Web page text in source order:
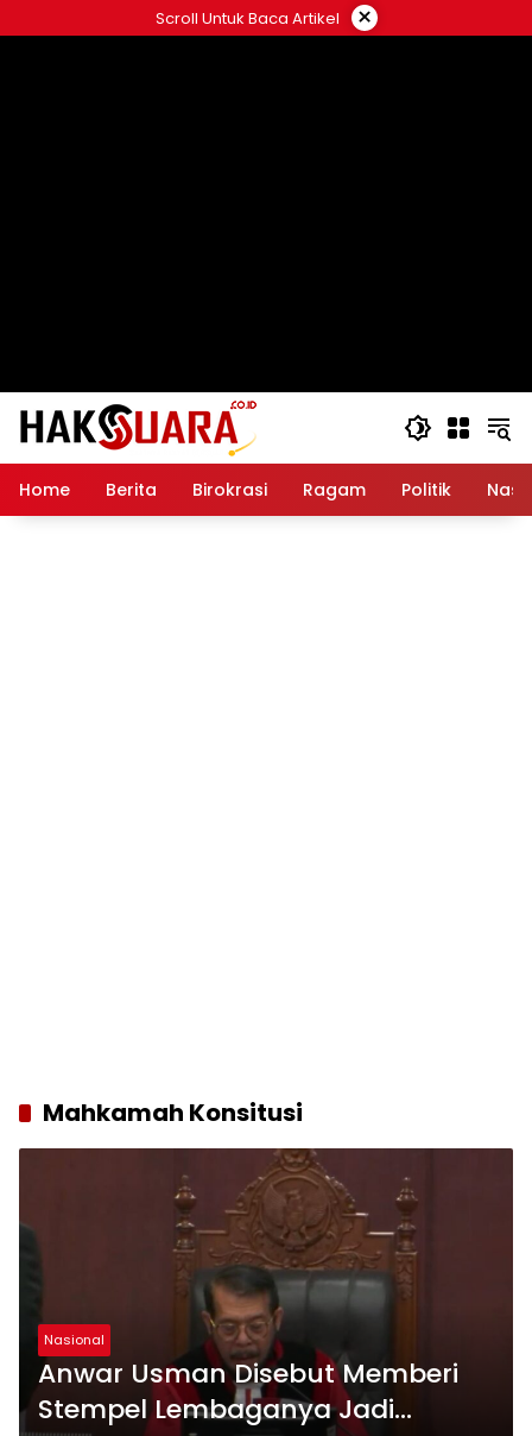
ke
Scroll Untuk Baca Artikel ×
Home Berita Birokrasi Ragam Politik
Mahkamah Konsitusi
Nasional
Anwar Usman Disebut Memberi
Stempel Lembaganya Jadi